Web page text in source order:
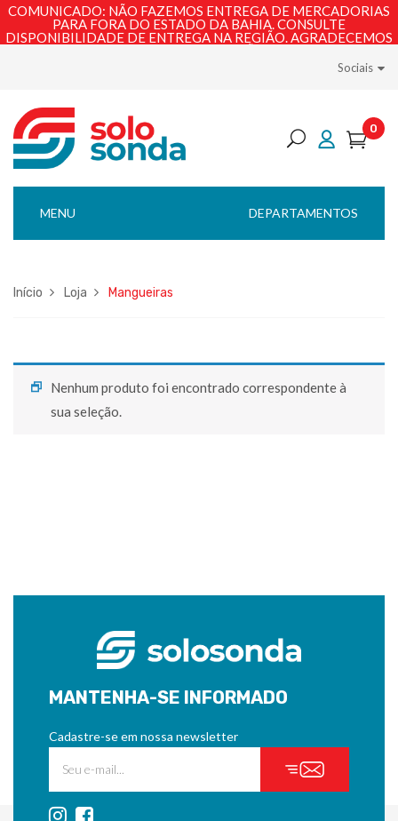
COMUNICADO: NÃO FAZEMOS ENTREGA DE MERCADORIAS
PARA FORA DO ESTADO DA BAHIA. CONSULTE
DISPONIBILIDADE DE ENTREGA NA REGIÃO. AGRADECEMOS
Sociais
0
DEPARTAMENTOS
MENU
Início Loja Mangueiras
Nenhum produto foi encontrado correspondente à
sua seleção.
MANTENHA-SE INFORMADO
Cadastre-se em nossa newsletter